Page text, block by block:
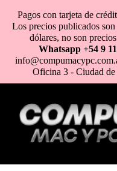
al
contenido
HOME
Pagos con tarjeta de
Los precios publicados
dólares, no son
Whatsapp +54 9
Oficina 3 - Ciudad